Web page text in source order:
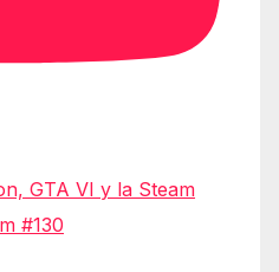
GTA VI y la Steam
#130